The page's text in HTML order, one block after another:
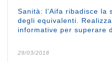
Sanità: l’Aifa ribadisce la
degli equivalenti.
informative per superare
29/03/2018